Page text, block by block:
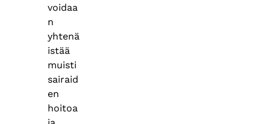
voidaa
n
yhtenä
istää
muisti
sairaid
en
hoitoa